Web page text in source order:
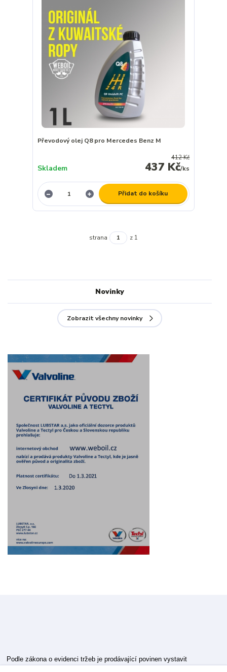
Převodový olej Q8 pro Mercedes Benz M
412 Kč
437 Kč/ks
Skladem
Přidat do košíku
strana z 1
Novinky
Zobrazit všechny novinky
Podle zákona o evidenci tržeb je prodávající povinen vystavit